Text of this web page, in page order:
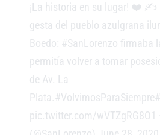
¡La historia en su lugar! ❤️ ✍
gesta del pueblo azulgrana
Boedo: #SanLorenzo firmaba
permitía volver a tomar
de Av. La
Plata.#VolvimosParaSiempre
pic.twitter.com/wVTZgRG8O1